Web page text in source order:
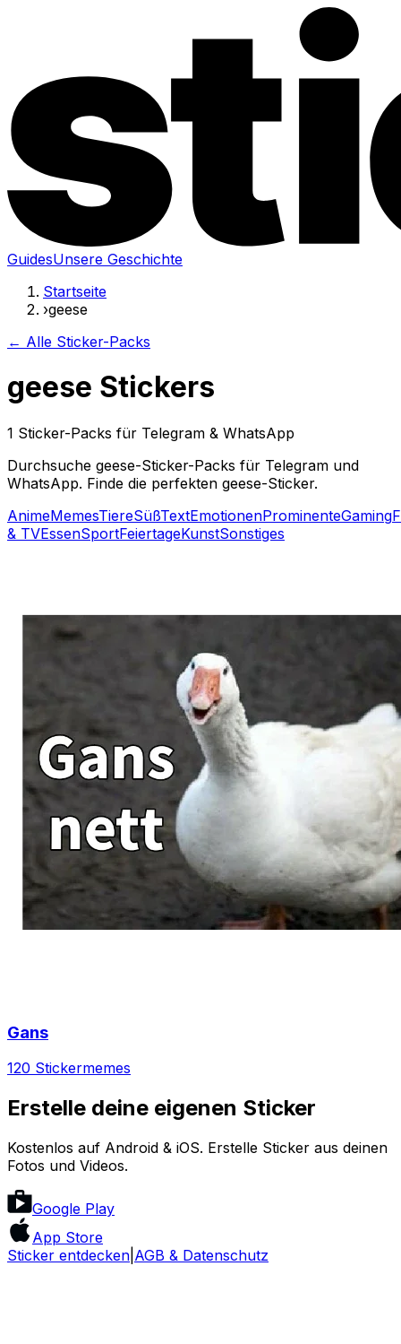
GuidesUnsere Geschichte
Startseite
›geese
← Alle Sticker-Packs
geese Stickers
1 Sticker-Packs für Telegram & WhatsApp
Durchsuche geese-Sticker-Packs für Telegram und
WhatsApp. Finde die perfekten geese-Sticker.
AnimeMemesTiereSüßTextEmotionenProminenteGaming
& TVEssenSportFeiertageKunstSonstiges
Gans
120 Stickermemes
Erstelle deine eigenen Sticker
Kostenlos auf Android & iOS. Erstelle Sticker aus deinen
Fotos und Videos.
Google Play
App Store
Sticker entdecken AGB & Datenschutz